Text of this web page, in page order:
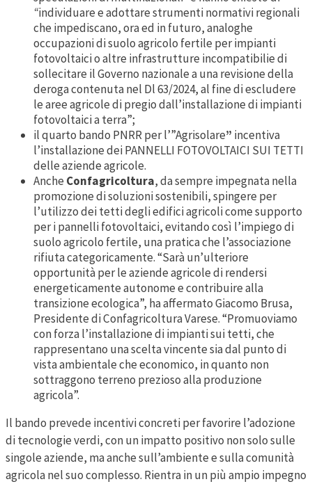
“individuare e adottare strumenti normativi regionali
che impediscano, ora ed in futuro, analoghe
occupazioni di suolo agricolo fertile per impianti
fotovoltaici o altre infrastrutture incompatibilie di
sollecitare il Governo nazionale a una revisione della
deroga contenuta nel Dl 63/2024, al fine di escludere
le aree agricole di pregio dall’installazione di impianti
fotovoltaici a terra”;
il quarto bando PNRR per l’”Agrisolare” incentiva
l’installazione dei PANNELLI FOTOVOLTAICI SUI TETTI
delle aziende agricole.
Anche Confagricoltura, da sempre impegnata nella
promozione di soluzioni sostenibili, spingere per
l’utilizzo dei tetti degli edifici agricoli come supporto
per i pannelli fotovoltaici, evitando così l’impiego di
suolo agricolo fertile, una pratica che l’associazione
rifiuta categoricamente. “Sarà un’ulteriore
opportunità per le aziende agricole di rendersi
energeticamente autonome e contribuire alla
transizione ecologica”, ha affermato Giacomo Brusa,
Presidente di Confagricoltura Varese. “Promuoviamo
con forza l’installazione di impianti sui tetti, che
rappresentano una scelta vincente sia dal punto di
vista ambientale che economico, in quanto non
sottraggono terreno prezioso alla produzione
agricola”.
Il bando prevede incentivi concreti per favorire l’adozione
di tecnologie verdi, con un impatto positivo non solo sulle
singole aziende, ma anche sull’ambiente e sulla comunità
agricola nel suo complesso. Rientra in un più ampio impegno